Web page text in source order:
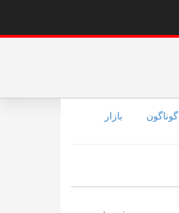
گوناگون بازار